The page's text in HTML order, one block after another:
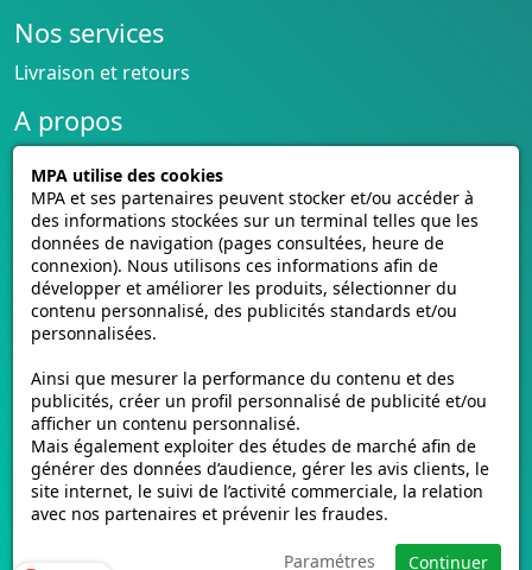
Nos services
Livraison et retours
A propos
CGU cagnotte
Politique de cookies
Homologation des plaques
Vidéos de pose
Contactez-nous
Avis clients
E-mmat.fr
www.e-mmat.fr
440 Rue de la Pièce Léger
21160 Marsannay-la-Côte, FRANCE
Email :support@e-mmat.fr
MPA utilise des cookies
MPA et ses partenaires peuvent stocker et/ou accéder à
des informations stockées sur un terminal telles que les
données de navigation (pages consultées, heure de
connexion). Nous utilisons ces informations afin de
développer et améliorer les produits, sélectionner du
contenu personnalisé, des publicités standards et/ou
personnalisées.
Ainsi que mesurer la performance du contenu et des
publicités, créer un profil personnalisé de publicité et/ou
afficher un contenu personnalisé.
Mais également exploiter des études de marché afin de
générer des données d’audience, gérer les avis clients, le
site internet, le suivi de l’activité commerciale, la relation
avec nos partenaires et prévenir les fraudes.
Continuer
Paramétres